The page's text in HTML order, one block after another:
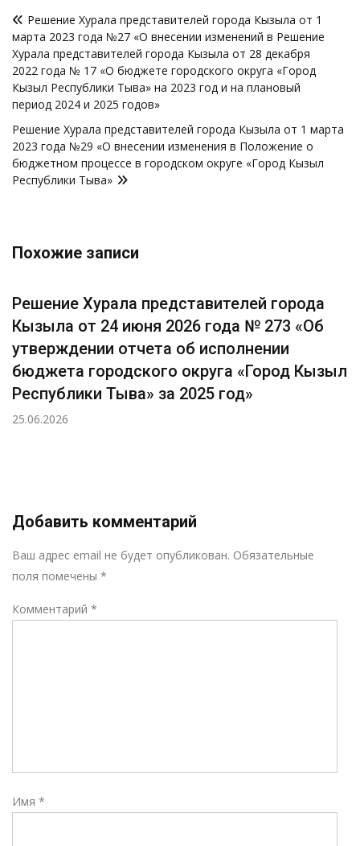
по
записям
Решение Хурала представителей города Кызыла от 1
марта 2023 года №27 «О внесении изменений в Решение
Хурала представителей города Кызыла от 28 декабря
2022 года № 17 «О бюджете городского округа «Город
Кызыл Республики Тыва» на 2023 год и на плановый
период 2024 и 2025 годов»
Решение Хурала представителей города Кызыла от 1 марта
2023 года №29 «О внесении изменения в Положение о
бюджетном процессе в городском округе «Город Кызыл
Республики Тыва»
Похожие записи
Решение Хурала представителей города
Кызыла от 24 июня 2026 года № 273 «Об
утверждении отчета об исполнении
бюджета городского округа «Город Кызыл
Республики Тыва» за 2025 год»
25.06.2026
Добавить комментарий
Ваш адрес email не будет опубликован. Обязательные
поля помечены *
Комментарий *
Имя *